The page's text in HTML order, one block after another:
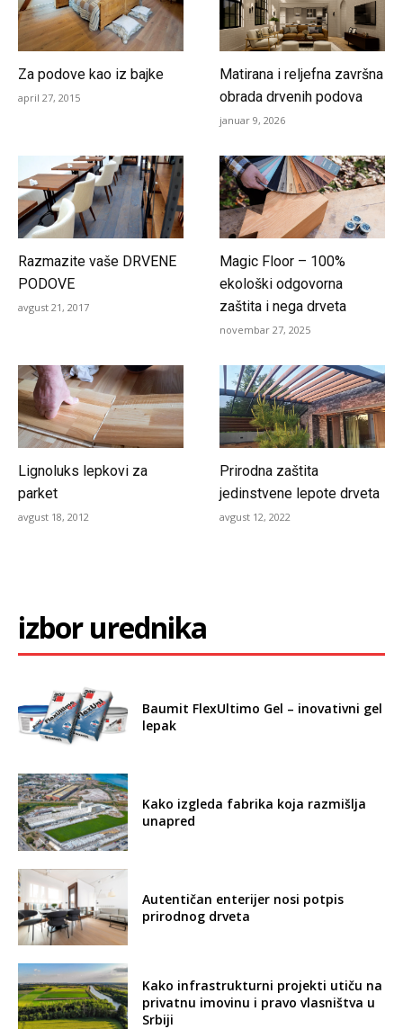
Za podove kao iz bajke
april 27, 2015
Matirana i reljefna završna
obrada drvenih podova
januar 9, 2026
Razmazite vaše DRVENE
PODOVE
avgust 21, 2017
Magic Floor – 100%
ekološki odgovorna
zaštita i nega drveta
novembar 27, 2025
Lignoluks lepkovi za
parket
avgust 18, 2012
Prirodna zaštita
jedinstvene lepote drveta
avgust 12, 2022
izbor urednika
Baumit FlexUltimo Gel – inovativni gel
lepak
Kako izgleda fabrika koja razmišlja
unapred
Autentičan enterijer nosi potpis
prirodnog drveta
Kako infrastrukturni projekti utiču na
privatnu imovinu i pravo vlasništva u
Srbiji